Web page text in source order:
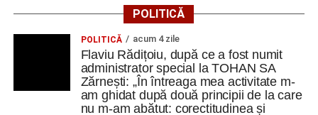
veselie, improvizație și creativitate, dar și o lecție
Teatrul, cultura și patrimoniul ceh
Ea mărturisește că, în cadrul unei alte sesiuni a
descoperit Theatre of the Oppressed, metoda creată de
POLITICĂ
POLITICĂ acum 4 zile
Flaviu Rădițoiu, după ce a fost numit
administrator special la TOHAN SA
Zărnești: „În întreaga mea activitate m-
am ghidat după două principii de la care
nu m-am abătut: corectitudinea și